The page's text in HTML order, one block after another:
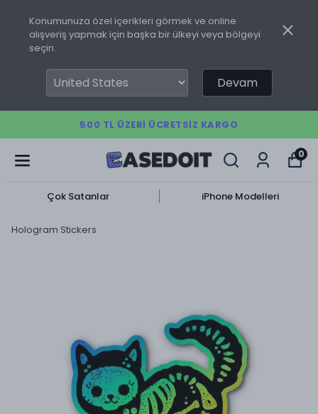
Konumunuza özel içerikleri görmek ve online
alışveriş yapmak için başka bir ülkeyi veya bölgeyi
seçin.
Devam
500 TL ÜZERI ÜCRETSIZ KARGO
0
Çok Satanlar iPhone Modelleri
Hologram Stickers